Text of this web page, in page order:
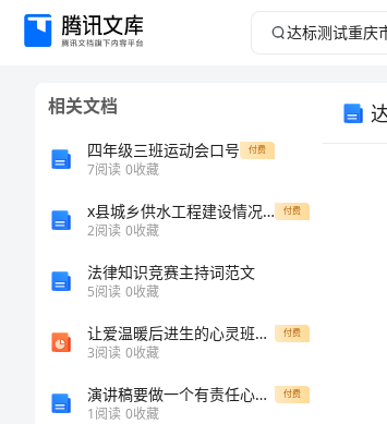
达
相关文档
四年级三班运动会口号 付费
7阅读 0收藏
x县城乡供水工程建设情况汇报 付费
2阅读 0收藏
法律知识竞赛主持词范文
5阅读 0收藏
让爱温暖后进生的心灵班主任交流PPT 付费
3阅读 0收藏
演讲稿要做一个有责任心的人范文（一） 付费
1阅读 0收藏